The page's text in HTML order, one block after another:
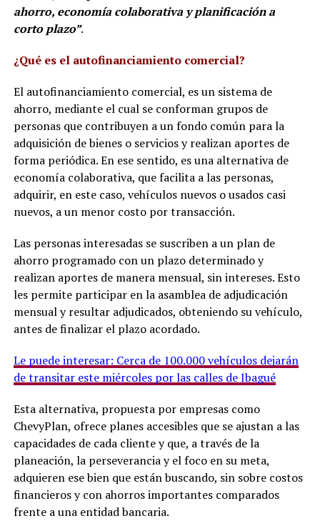
ahorro, economía colaborativa y planificación a
corto plazo”.
¿Qué es el autofinanciamiento comercial?
El autofinanciamiento comercial, es un sistema de
ahorro, mediante el cual se conforman grupos de
personas que contribuyen a un fondo común para la
adquisición de bienes o servicios y realizan aportes de
forma periódica. En ese sentido, es una alternativa de
economía colaborativa, que facilita a las personas,
adquirir, en este caso, vehículos nuevos o usados casi
nuevos, a un menor costo por transacción.
Las personas interesadas se suscriben a un plan de
ahorro programado con un plazo determinado y
realizan aportes de manera mensual, sin intereses. Esto
les permite participar en la asamblea de adjudicación
mensual y resultar adjudicados, obteniendo su vehículo,
antes de finalizar el plazo acordado.
Le puede interesar: Cerca de 100.000 vehículos dejarán
de transitar este miércoles por las calles de Ibagué
Esta alternativa, propuesta por empresas como
ChevyPlan, ofrece planes accesibles que se ajustan a las
capacidades de cada cliente y que, a través de la
planeación, la perseverancia y el foco en su meta,
adquieren ese bien que están buscando, sin sobre costos
financieros y con ahorros importantes comparados
frente a una entidad bancaria.